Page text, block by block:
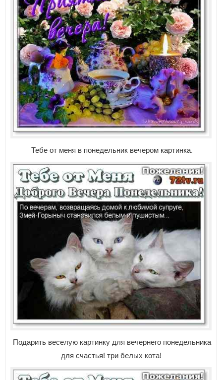
Тебе от меня в понедельник вечером картинка.
Подарить веселую картинку для вечернего понедельника
для счастья! три белых кота!